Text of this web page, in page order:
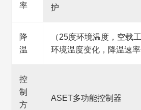
率
护
降
温
（25度环境温度，空载
环境温度变化，降温速
控
制
方
ASET多功能控制器